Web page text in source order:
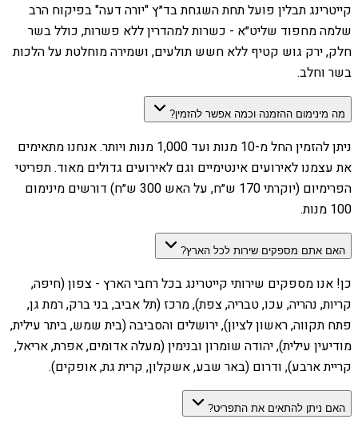
קייטרינג תבלין פועל תחת השגחת בד״ץ "יורה דעה" בפיקוח הרב
שלמה מחפוד שליט״א - כשרות למהדרין ללא פשרות, כולל בשר
חלק, ירק גוש קטיף ללא חשש תולעים, ושמירה מוחלטת על הלכות
בשר וחלב.
מה מינימום ההזמנה וכמה אפשר להזמין?
ניתן להזמין החל מ-10 מנות ועד 1,000 מנות ויותר. אנחנו מתאימים
את עצמנו לאירועים אינטימיים וגם לאירועים גדולים מאוד. תפריטי
הפרימיום (יוקרתי 170 ש״ח, על האש 300 ש״ח) דורשים מינימום
100 מנות.
האם אתם מספקים שירות לכל הארץ?
כן! אנו מספקים שירותי קייטרינג בכל רחבי הארץ - צפון (חיפה,
קריות, נהריה, עכו, טבריה, צפת), מרכז (תל אביב, בני ברק, רמת גן,
פתח תקווה, ראשון לציון), ירושלים והסביבה (בית שמש, ביתר עילית,
מודיעין עילית), יהודה שומרון ובנימין (מעלה אדומים, אפרת, אריאל,
קריית ארבע), ודרום (באר שבע, אשקלון, קרית גת, אופקים).
האם ניתן להתאים את התפריט?